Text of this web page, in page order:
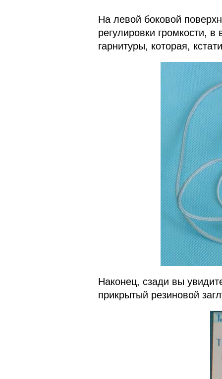
На левой боковой
регулировки громкости,
гарнитуры, которая,
Наконец, сзади вы
прикрытый резиновой